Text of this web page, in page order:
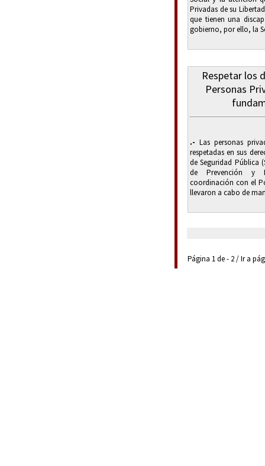
Privadas de su
que tienen una
gobierno, por ello, la
Respetar los
Personas
.- Las personas
respetadas en sus
de Seguridad Pública
de Prevención y
coordinación con el
llevaron a cabo de
Página 1 de - 2 / Ir a